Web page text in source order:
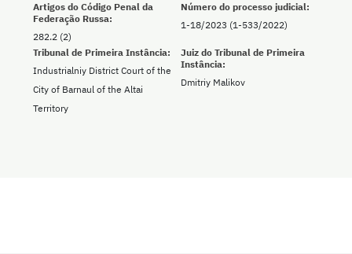
Artigos do Código Penal da
Federação Russa:
282.2 (2)
Número do processo judicial:
1-18/2023 (1-533/2022)
Tribunal de Primeira Instância:
Industrialniy District Court of the
City of Barnaul of the Altai
Territory
Juiz do Tribunal de Primeira
Instância:
Dmitriy Malikov